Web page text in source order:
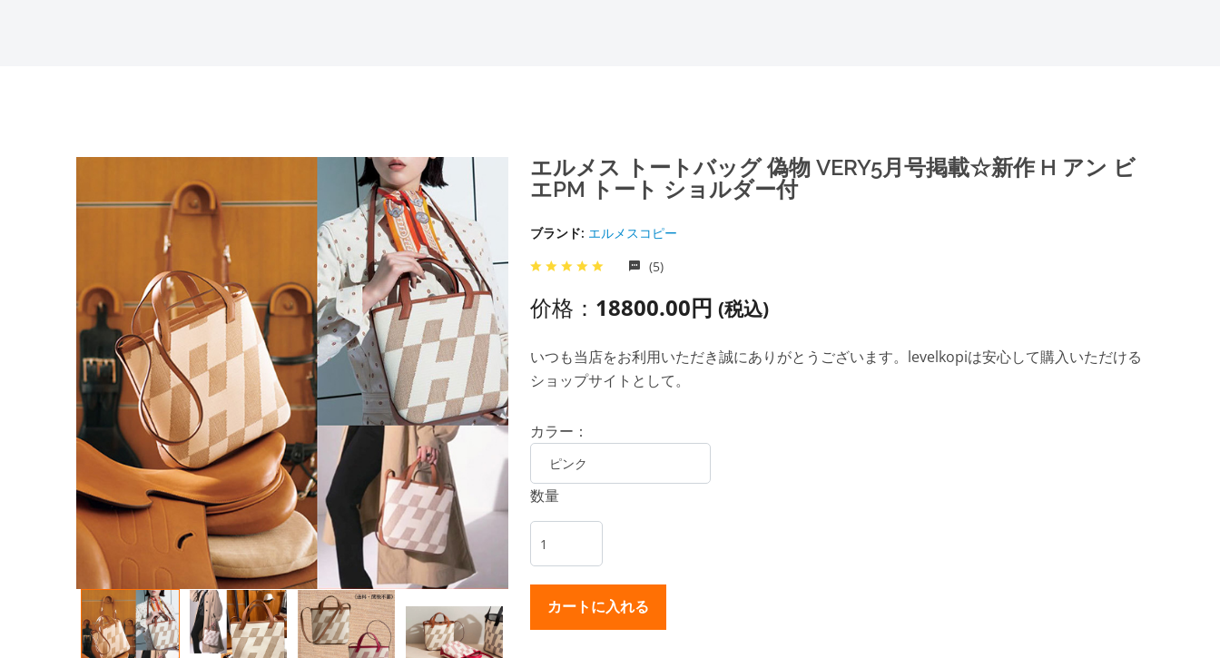
エルメス トートバッグ 偽物 VERY5月号掲載☆新作 H アン ビ
エPM トート ショルダー付
ブランド: エルメスコピー
(5)
价格： 18800.00円 (税込)
いつも当店をお利用いただき誠にありがとうございます。levelkopiは安心して購入いただける
ショップサイトとして。
カラー：
数量